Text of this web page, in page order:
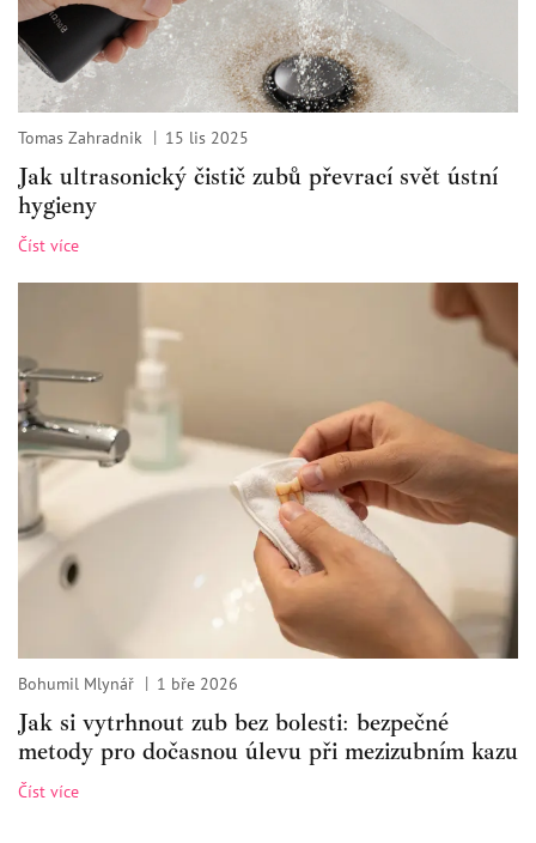
Tomas Zahradnik 15 lis 2025
Jak ultrasonický čistič zubů převrací svět ústní
hygieny
Číst více
Bohumil Mlynář 1 bře 2026
Jak si vytrhnout zub bez bolesti: bezpečné
metody pro dočasnou úlevu při mezizubním kazu
Číst více